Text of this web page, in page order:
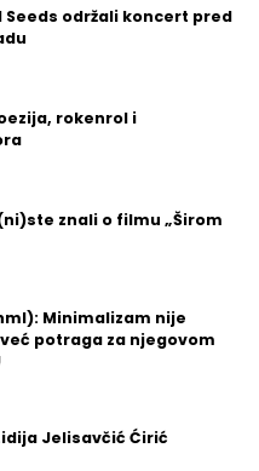
Seeds održali koncert pred
rokenrol i
znali o filmu „Širom
Minimalizam nije
potraga za njegovom
Jelisavčić Ćirić